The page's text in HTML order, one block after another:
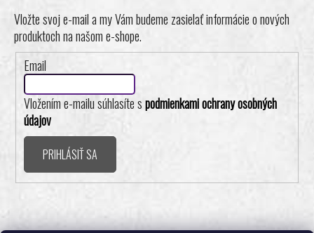
Vložte svoj e-mail a my Vám budeme zasielať informácie o nových
produktoch na našom e-shope.
Email
Vložením e-mailu súhlasíte spodmienkami ochrany osobných
údajov
PRIHLÁSIŤ SA